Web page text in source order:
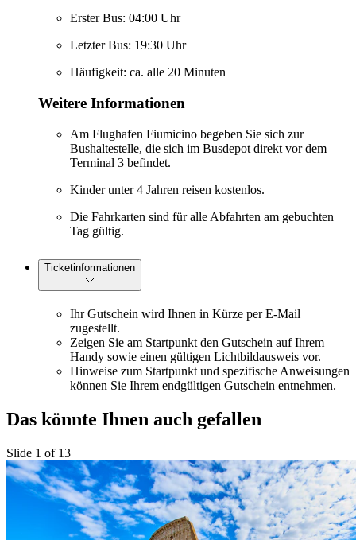
Erster Bus: 04:00 Uhr
Letzter Bus: 19:30 Uhr
Häufigkeit: ca. alle 20 Minuten
Weitere Informationen
Am Flughafen Fiumicino begeben Sie sich zur
Bushaltestelle, die sich im Busdepot direkt vor dem
Terminal 3 befindet.
Kinder unter 4 Jahren reisen kostenlos.
Die Fahrkarten sind für alle Abfahrten am gebuchten
Tag gültig.
Ticketinformationen
Ihr Gutschein wird Ihnen in Kürze per E-Mail
zugestellt.
Zeigen Sie am Startpunkt den Gutschein auf Ihrem
Handy sowie einen gültigen Lichtbildausweis vor.
Hinweise zum Startpunkt und spezifische Anweisungen
können Sie Ihrem endgültigen Gutschein entnehmen.
Das könnte Ihnen auch gefallen
Slide 1 of 13